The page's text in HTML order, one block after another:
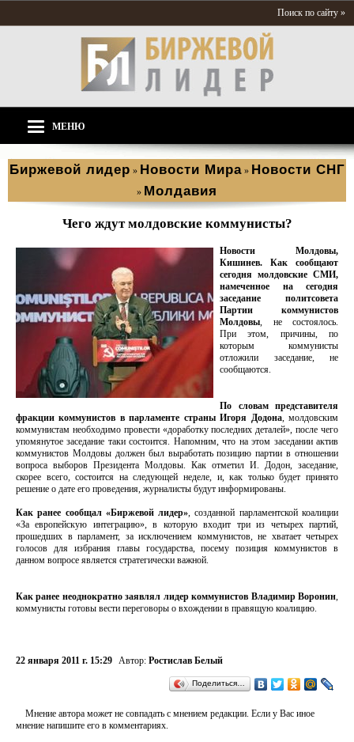
Поиск по сайту »
МЕНЮ
Биржевой лидер » Новости Мира » Новости СНГ
» Молдавия
Чего ждут молдовские коммунисты?
Новости Молдовы,
Кишинев. Как сообщают
сегодня молдовские СМИ,
намеченное на сегодня
заседание политсовета
Партии коммунистов
Молдовы, не состоялось.
При этом, причины, по
которым коммунисты
отложили заседание, не
сообщаются.
По словам представителя
фракции коммунистов в парламенте страны Игоря Додона, молдовским
коммунистам необходимо провести «доработку последних деталей», после чего
упомянутое заседание таки состоится. Напомним, что на этом заседании актив
коммунистов Молдовы должен был выработать позицию партии в отношении
вопроса выборов Президента Молдовы. Как отметил И. Додон, заседание,
скорее всего, состоится на следующей неделе, и, как только будет принято
решение о дате его проведения, журналисты будут информированы.
Как ранее сообщал «Биржевой лидер», созданной парламентской коалиции
«За европейскую интеграцию», в которую входит три из четырех партий,
прошедших в парламент, за исключением коммунистов, не хватает четырех
голосов для избрания главы государства, посему позиция коммунистов в
данном вопросе является стратегически важной.
Как ранее неоднократно заявлял лидер коммунистов Владимир Воронин,
коммунисты готовы вести переговоры о вхождении в правящую коалицию.
22 января 2011 г. 15:29 Автор: Ростислав Белый
Поделиться…
Мнение автора может не совпадать с мнением редакции. Если у Вас иное
мнение напишите его в комментариях.